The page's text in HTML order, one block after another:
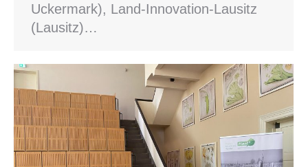
Uckermark), Land-Innovation-Lausitz
(Lausitz)…